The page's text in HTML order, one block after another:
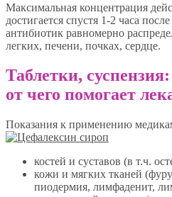
Максимальная концентрация
достигается спустя 1-2 часа
антибиотик равномерно
легких, печени, почках, сердце.
Таблетки,
от чего помогает
Показания к применению
костей и суставов (в т.ч.
кожи и мягких тканей
пиодермия, лимфаденит,